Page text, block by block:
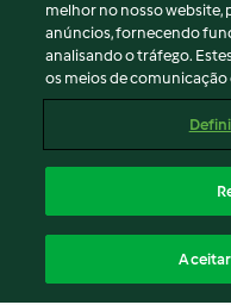
© Copyright 2026
Termos de Utilização
Aviso sobre Proteção de
Apoio legal
Conteúdo do relatório
Rescisão do contrato
Declaração de
melhor no nosso
anúncios, fornecendo
analisando o tráfego.
os meios de comunicação